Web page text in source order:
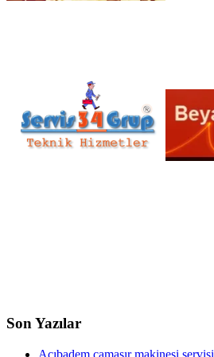
Son Yazılar
Acıbadem çamaşır makinesi servisi